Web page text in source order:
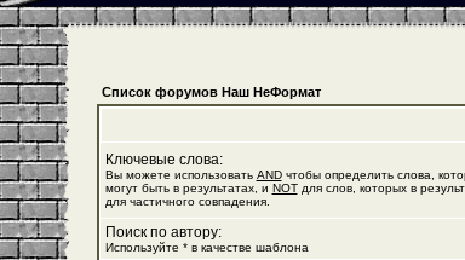
Список форумов Наш НеФормат
Ключевые слова:
Вы можете использовать ANDчтобы определить слова,
могут быть в результатах, и NOTдля слов, которых в
для частичного совпадения.
Поиск по автору:
Используйте * в качестве шаблона